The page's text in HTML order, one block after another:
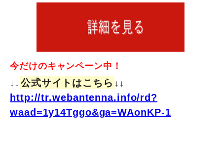
今だけのキャンペーン中！
↓↓ 公式サイトはこちら ↓↓
http://tr.webantenna.info/rd?
waad=1y14Tggo&ga=WAonKP-1